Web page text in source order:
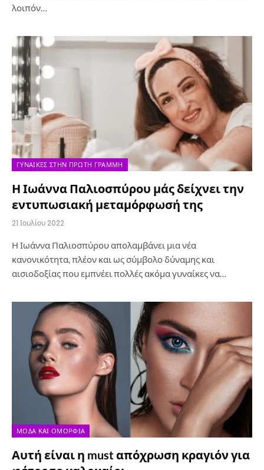
λοιπόν…
ΓΥΝΑΊΚΕΣ ΣΤΗΝ ΠΡΏΤΗ ΓΡΑΜΜΉ
Η Ιωάννα Παλιοσπύρου μάς δείχνει την
εντυπωσιακή μεταμόρφωσή της
21 Ιουλίου 2022
Η Ιωάννα Παλιοσπύρου απολαμβάνει μια νέα
κανονικότητα, πλέον και ως σύμβολο δύναμης και
αισιοδοξίας που εμπνέει πολλές ακόμα γυναίκες να…
ΜΌΔΑ ΚΑΙ ΟΜΟΡΦΙΆ
Αυτή είναι η must απόχρωση κραγιόν για